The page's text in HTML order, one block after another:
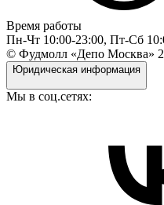
Время работы
Пн-Чт 10:00-23:00, Пт-Сб
© Фудмолл «Депо Москва»
Юридическая информация
Мы в соц.сетях: